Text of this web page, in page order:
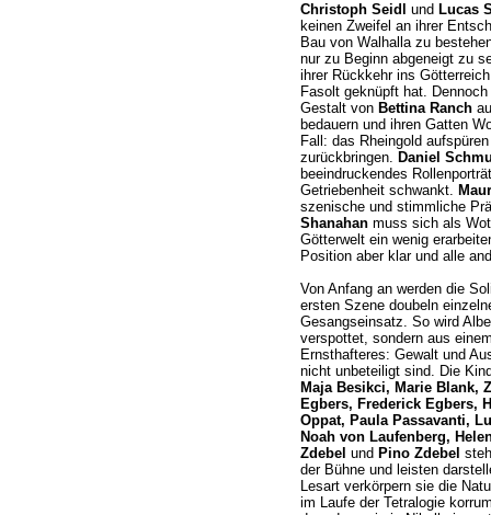
Christoph Seidl
und Lucas
keinen Zweifel an ihrer
Bau von Walhalla zu
nur zu Beginn abgeneigt zu
ihrer Rückkehr ins
Fasolt geknüpft hat.
Gestalt von Bettina Ranch
bedauern und ihren Gatten
Fall: das Rheingold
zurückbringen. Daniel
beeindruckendes
Getriebenheit schwankt.
szenische und stimmliche
Shanahanmuss sich als
Götterwelt ein wenig
Position aber klar und alle
Von Anfang an werden die
ersten Szene doubeln
Gesangseinsatz. So wird
verspottet, sondern aus
Ernsthafteres: Gewalt und
nicht unbeteiligt sind. Die
Maja Besikci, Marie Blank,
Egbers, Frederick Egbers,
Oppat, Paula Passavanti,
Noah von Laufenberg,
Zdebel und Pino Zdebel
der Bühne und leisten
Lesart verkörpern sie die
im Laufe der Tetralogie